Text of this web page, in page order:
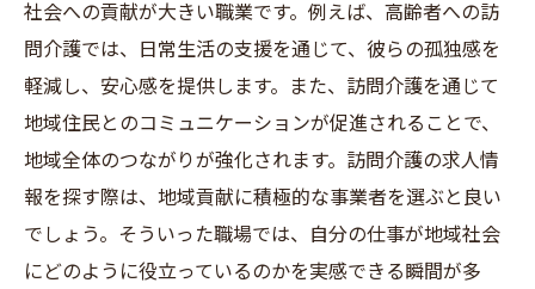
地域社会と共に歩む働き方のヒント
社会への貢献が大きい職業です。例えば、高齢者への訪
問介護では、日常生活の支援を通じて、彼らの孤独感を
軽減し、安心感を提供します。また、訪問介護を通じて
地域住民とのコミュニケーションが促進されることで、
地域全体のつながりが強化されます。訪問介護の求人情
報を探す際は、地域貢献に積極的な事業者を選ぶと良い
でしょう。そういった職場では、自分の仕事が地域社会
にどのように役立っているのかを実感できる瞬間が多